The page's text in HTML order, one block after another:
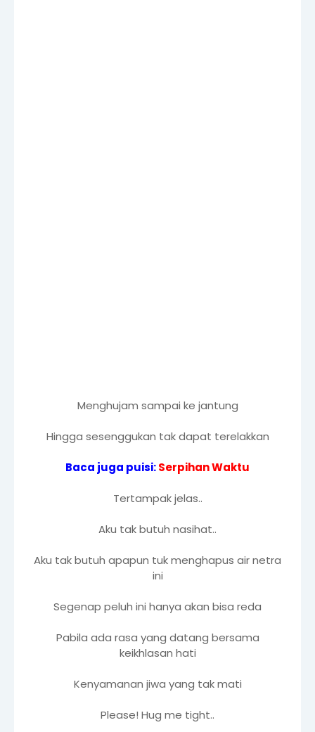
Menghujam sampai ke jantung
Hingga sesenggukan tak dapat terelakkan
Baca juga puisi:Serpihan Waktu
Tertampak jelas..
Aku tak butuh nasihat..
Aku tak butuh apapun tuk menghapus air netra
ini
Segenap peluh ini hanya akan bisa reda
Pabila ada rasa yang datang bersama
keikhlasan hati
Kenyamanan jiwa yang tak mati
Please! Hug me tight..